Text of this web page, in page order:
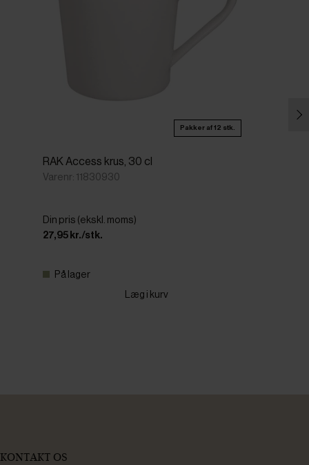
Pakker af 12 stk.
RAK Access krus, 30 cl
Varenr: 11830930
Din pris (ekskl. moms)
27,95 kr./stk.
På lager
Læg i kurv
KONTAKT OS